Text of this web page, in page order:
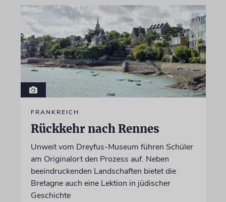
FRANKREICH
Rückkehr nach Rennes
Unweit vom Dreyfus-Museum führen Schüler
am Originalort den Prozess auf. Neben
beeindruckenden Landschaften bietet die
Bretagne auch eine Lektion in jüdischer
Geschichte